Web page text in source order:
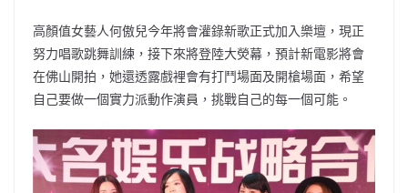
高顏值女藝人何傲兒今年將會灌錄新歌正式加入樂壇，現正
努力唱歌跳舞訓練，接下來將登陸大熒幕，預計新電影將會
在佛山開拍，她還透露戲裡會有打鬥場面及開槍場面，希望
自己要做一個實力派動作演員，挑戰自己的每一個可能。